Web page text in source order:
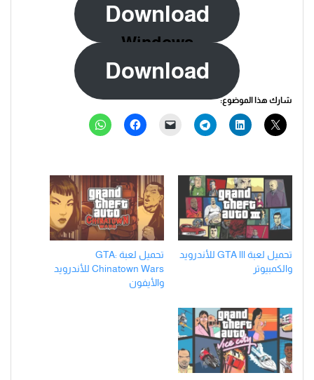
Download
Windows
Download
شارك هذا الموضوع:
تحميل لعبة GTA lll للأندرويد
والكمبيوتر
تحميل لعبة GTA:
Chinatown Wars للأندرويد
والأيفون